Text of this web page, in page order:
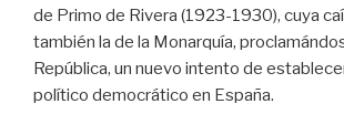
de Primo de Rivera (1923-1930), cuya
también la de la Monarquía,
República, un nuevo intento de
político democrático en España.